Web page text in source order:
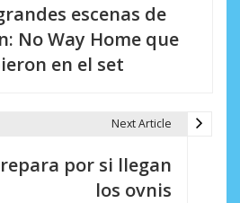
escenas de
No Way Home que
en el set
Next Article
por si llegan
los ovnis